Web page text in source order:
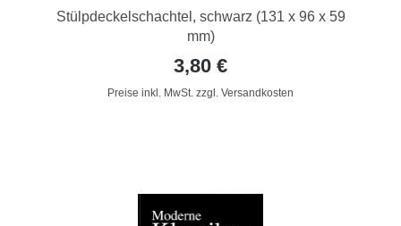
Stülpdeckelschachtel, schwarz (131 x 96 x 59
mm)
3,80 €
Preise inkl. MwSt. zzgl. Versandkosten